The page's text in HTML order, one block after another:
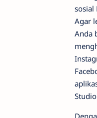
sosial
Agar
Anda